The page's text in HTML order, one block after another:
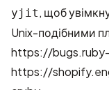
yjit , щоб
Unix-подібними
https://
https://